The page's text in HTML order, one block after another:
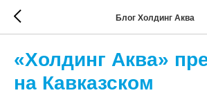
Блог Холдинг Аква
«Холдинг Аква»
на Кавказском